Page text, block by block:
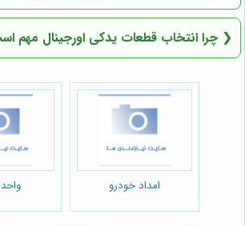
❮ چرا انتخاب قطعات یدکی اورجینال مهم
امداد خودرو